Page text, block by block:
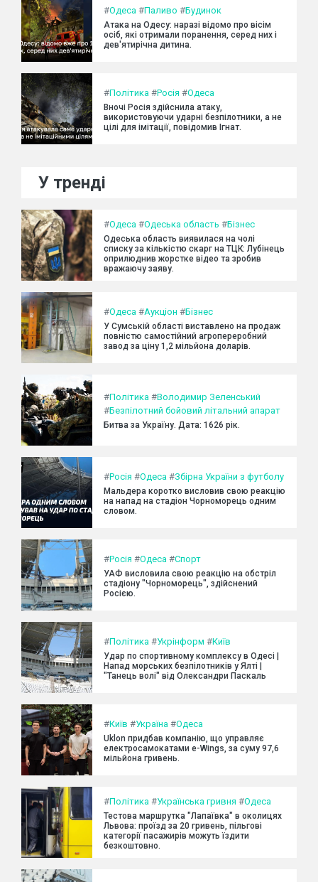
#Одеса #Паливо #Будинок
Атака на Одесу: наразі відомо про вісім
осіб, які отримали поранення, серед них і
дев'ятирічна дитина.
#Політика #Росія #Одеса
Вночі Росія здійснила атаку,
використовуючи ударні безпілотники, а не
цілі для імітації, повідомив Ігнат.
У тренді
#Одеса #Одеська область #Бізнес
Одеська область виявилася на чолі
списку за кількістю скарг на ТЦК: Лубінець
оприлюднив жорстке відео та зробив
вражаючу заяву.
#Одеса #Аукціон #Бізнес
У Сумській області виставлено на продаж
повністю самостійний агропереробний
завод за ціну 1,2 мільйона доларів.
#Політика #Володимир Зеленський
#Безпілотний бойовий літальний апарат
Битва за Україну. Дата: 1626 рік.
#Росія #Одеса #Збірна України з футболу
Мальдера коротко висловив свою реакцію
на напад на стадіон Чорноморець одним
словом.
#Росія #Одеса #Спорт
УАФ висловила свою реакцію на обстріл
стадіону "Чорноморець", здійснений
Росією.
#Політика #Укрінформ #Київ
Удар по спортивному комплексу в Одесі |
Напад морських безпілотників у Ялті |
"Танець волі" від Олександри Паскаль
#Київ #Україна #Одеса
Uklon придбав компанію, що управляє
електросамокатами e-Wings, за суму 97,6
мільйона гривень.
#Політика #Українська гривня #Одеса
Тестова маршрутка "Лапаївка" в околицях
Львова: проїзд за 20 гривень, пільгові
категорії пасажирів можуть їздити
безкоштовно.